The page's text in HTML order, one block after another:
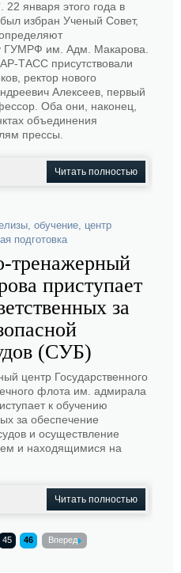
22 января этого года в
избран Ученый Совет,
ГУМРФ им. Адм. Макарова.
ТАСС присутствовали
ректор нового
Алексеев, первый
Оба они, наконец,
объединения
прессы.
Читать полностью
, обучение, центр
подготовка
тренажерный
приступает
за
(СУБ)
центр Государственного
флота им. адмирала
к обучению
за обеспечение
и осуществление
и находящимися на
Читать полностью
45 46 Вперед